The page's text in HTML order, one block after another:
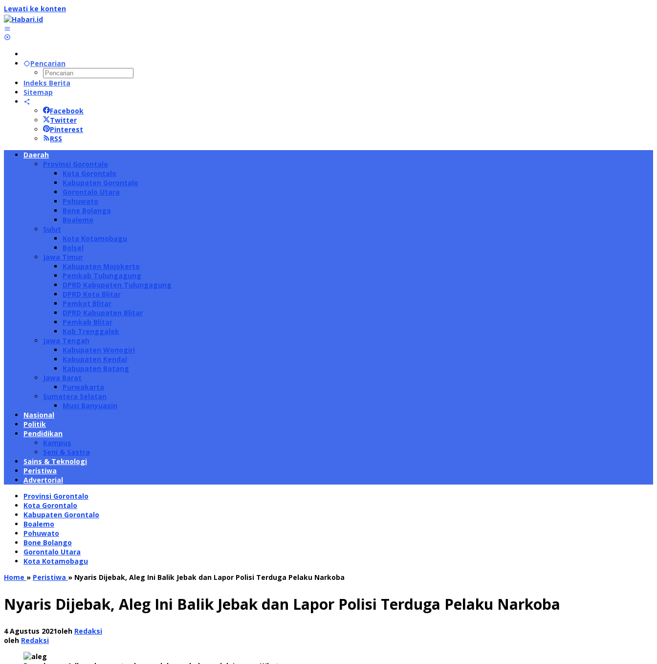
Lewati ke konten
Pencarian
Indeks Berita
Sitemap
Facebook
Twitter
Pinterest
RSS
Daerah
Provinsi Gorontalo
Kota Gorontalo
Kabupaten Gorontalo
Gorontalo Utara
Pohuwato
Bone Bolango
Boalemo
Sulut
Kota Kotamobagu
Bolsel
Jawa Timur
Kabupaten Mojokerto
Pemkab Tulungagung
DPRD Kabupaten Tulungagung
DPRD Kota Blitar
Pemkot Blitar
DPRD Kabupaten Blitar
Pemkab Blitar
Kab Trenggalek
Jawa Tengah
Kabupaten Wonogiri
Kabupaten Kendal
Kabupaten Batang
Jawa Barat
Purwakarta
Sumatera Selatan
Musi Banyuasin
Nasional
Politik
Pendidikan
Kampus
Seni & Sastra
Sains & Teknologi
Peristiwa
Advertorial
Provinsi Gorontalo
Kota Gorontalo
Kabupaten Gorontalo
Boalemo
Pohuwato
Bone Bolango
Gorontalo Utara
Kota Kotamobagu
Home » Peristiwa » Nyaris Dijebak, Aleg Ini Balik Jebak dan Lapor Polisi Terduga Pelaku Narkoba
Nyaris Dijebak, Aleg Ini Balik Jebak dan Lapor Polisi Terduga Pelaku Narkoba
4 Agustus 2021oleh Redaksi
oleh Redaksi